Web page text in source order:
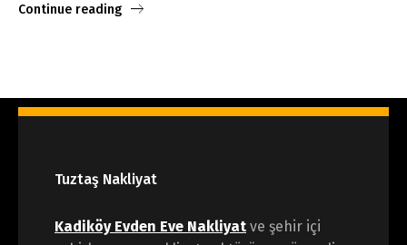
Continue reading
Tuztaş Nakliyat
Kadiköy Evden Eve Nakliyat ve şehir içi